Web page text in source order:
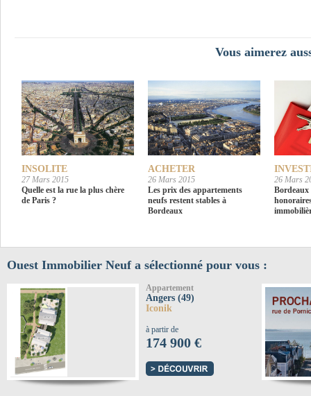
Vous aimerez
INSOLITE
27 Mars 2015
Quelle est la rue la plus chère
de Paris ?
ACHETER
26 Mars 2015
Les prix des appartements
neufs restent stables à
Bordeaux
26 Mars
Bordeaux
Ouest Immobilier Neuf a sélectionné pour vous :
Appartement
Angers (49)
Iconik
à partir de
174 900 €